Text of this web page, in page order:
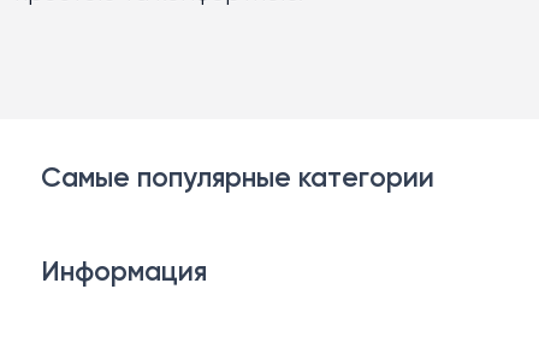
Самые популярные категории
Информация